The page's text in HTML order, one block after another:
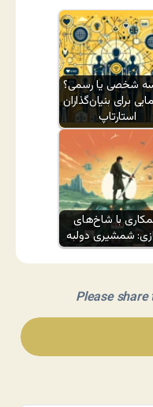
شخصی یا رسمی؟
برای بنیان‌گذاران
استارتاپ
با شاخ‌های
شمشیری دولبه
Please